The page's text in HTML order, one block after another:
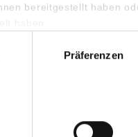
bereitgestellt haben
Präferenzen
Die Studierenden
in dem an die
der Opfer im
des Lagers aufgestellt